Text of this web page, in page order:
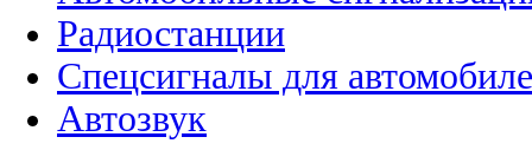
Радиостанции
Спецсигналы для
Автозвук